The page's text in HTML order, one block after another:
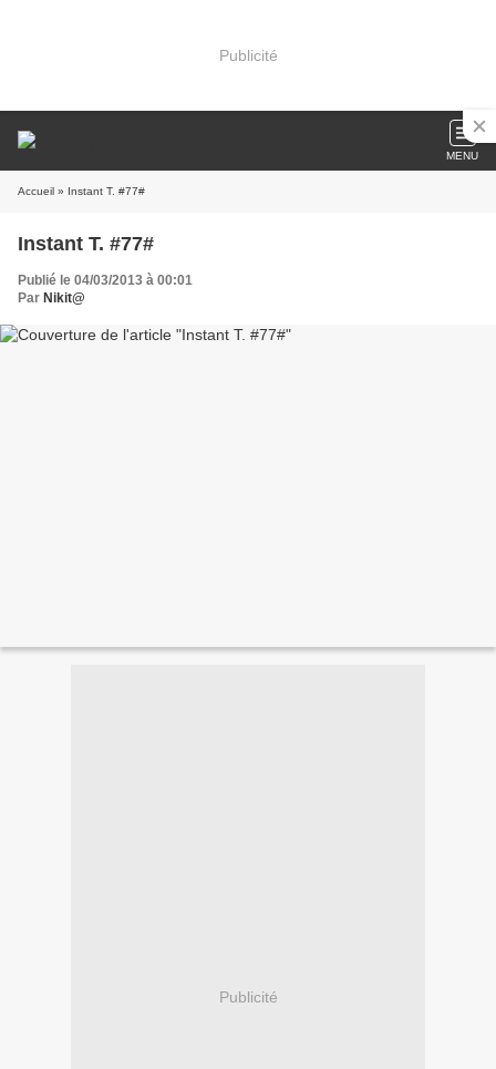
Publicité
MENU
Accueil » Instant T. #77#
Instant T. #77#
Publié le 04/03/2013 à 00:01
Par Nikit@
Publicité